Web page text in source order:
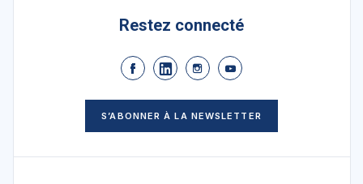
Restez connecté
S’ABONNER À LA NEWSLETTER